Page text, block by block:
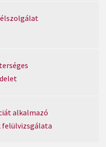
alkalmazó
felülvizsgálata